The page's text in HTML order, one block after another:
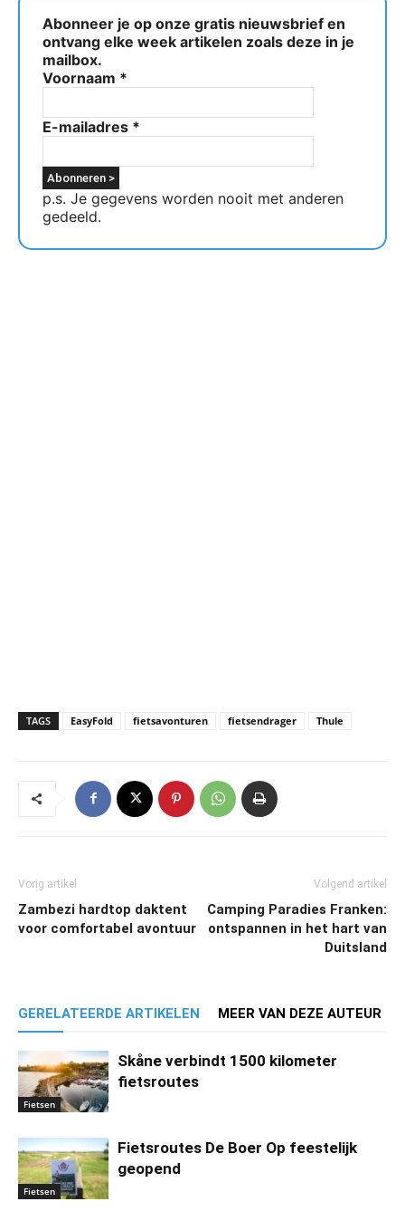
Abonneer je op onze gratis nieuwsbrief en
ontvang elke week artikelen zoals deze in je
mailbox.
Voornaam *
E-mailadres *
p.s. Je gegevens worden nooit met anderen
gedeeld.
TAGS EasyFold fietsavonturen fietsendrager Thule
Vorig artikel
Zambezi hardtop daktent
voor comfortabel avontuur
Volgend artikel
Camping Paradies Franken:
ontspannen in het hart van
Duitsland
GERELATEERDE ARTIKELEN MEER VAN DEZE AUTEUR
Fietsen
Skåne verbindt 1500 kilometer
fietsroutes
Fietsen
Fietsroutes De Boer Op feestelijk
geopend